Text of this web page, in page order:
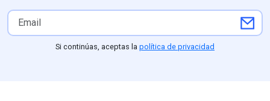
Si continúas, aceptas la política de privacidad